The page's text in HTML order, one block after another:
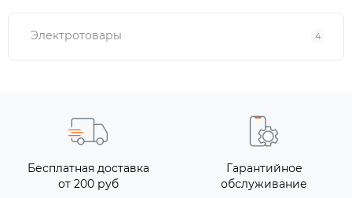
Электротовары 4
Бесплатная доставка
от 200 руб
Гарантийное
обслуживание